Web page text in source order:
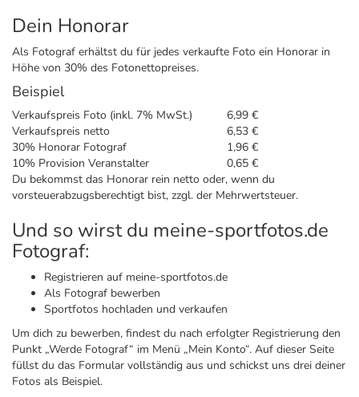
Dein Honorar
Als Fotograf erhältst du für jedes verkaufte Foto ein Honorar in
Höhe von 30% des Fotonettopreises.
Beispiel
Verkaufspreis Foto (inkl. 7% MwSt.)
6,99 €
Verkaufspreis netto
6,53 €
30% Honorar Fotograf
1,96 €
10% Provision Veranstalter
0,65 €
Du bekommst das Honorar rein netto oder, wenn du
vorsteuerabzugsberechtigt bist, zzgl. der Mehrwertsteuer.
Und so wirst du meine-sportfotos.de
Fotograf:
Registrieren auf meine-sportfotos.de
Als Fotograf bewerben
Sportfotos hochladen und verkaufen
Um dich zu bewerben, findest du nach erfolgter Registrierung den
Punkt „Werde Fotograf“ im Menü „Mein Konto“. Auf dieser Seite
füllst du das Formular vollständig aus und schickst uns drei deiner
Fotos als Beispiel.